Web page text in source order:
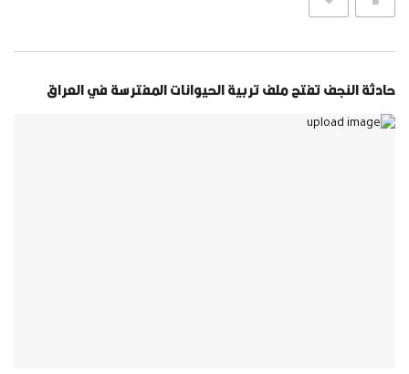
حادثة النجف تفتح ملف تربية الحيوانات المفترسة في العراق